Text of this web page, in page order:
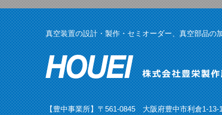
真空装置の設計・製作・セミオーダー、真空部品
【豊中事業所】〒561-0845 大阪府豊中市利倉1-13-